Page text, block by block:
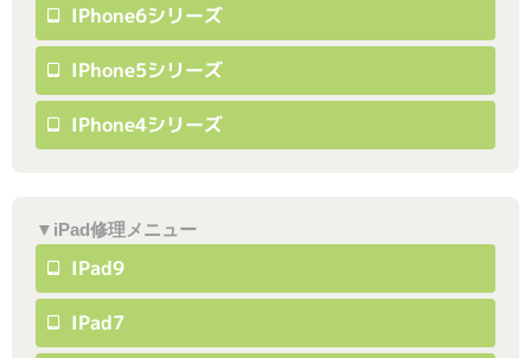
IPhone6シリーズ
IPhone5シリーズ
IPhone4シリーズ
▼iPad修理メニュー
IPad9
IPad7